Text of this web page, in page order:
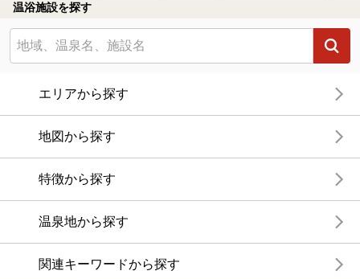
温浴施設を探す
エリアから探す
地図から探す
特徴から探す
温泉地から探す
関連キーワードから探す